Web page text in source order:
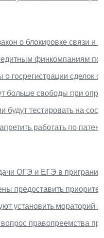
о блокировке связи и
финкомпаниям по
госрегистрации сделок
больше свободы при
будут тестировать на
работать по
ОГЭ и ЕГЭ в
предоставить
установить мораторий
правопреемства